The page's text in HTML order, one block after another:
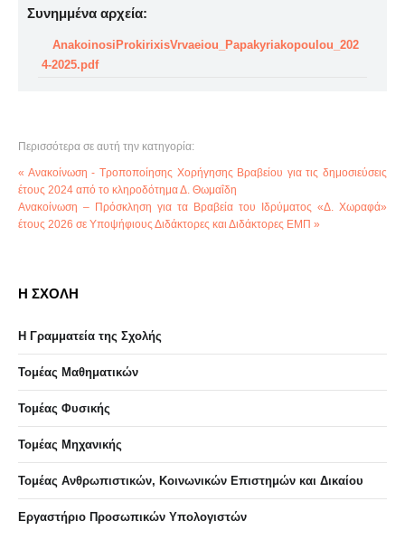
Συνημμένα αρχεία:
AnakoinosiProkirixisVrvaeiou_Papakyriakopoulou_202
4-2025.pdf
Περισσότερα σε αυτή την κατηγορία:
« Ανακοίνωση - Τροποποίησης Χορήγησης Βραβείου για τις δημοσιεύσεις
έτους 2024 από το κληροδότημα Δ. Θωμαΐδη
Ανακοίνωση – Πρόσκληση για τα Βραβεία του Ιδρύματος «Δ. Χωραφά»
έτους 2026 σε Υποψήφιους Διδάκτορες και Διδάκτορες ΕΜΠ »
Η ΣΧΟΛΗ
Η Γραμματεία της Σχολής
Τομέας Μαθηματικών
Τομέας Φυσικής
Τομέας Μηχανικής
Τομέας Ανθρωπιστικών, Κοινωνικών Επιστημών και Δικαίου
Eργαστήριo Προσωπικών Υπολογιστών